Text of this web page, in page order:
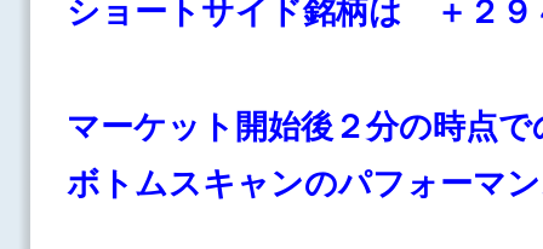
ショートサイド銘柄は ＋２９
マーケット開始後２分の時点で
ボトムスキャンのパフォー